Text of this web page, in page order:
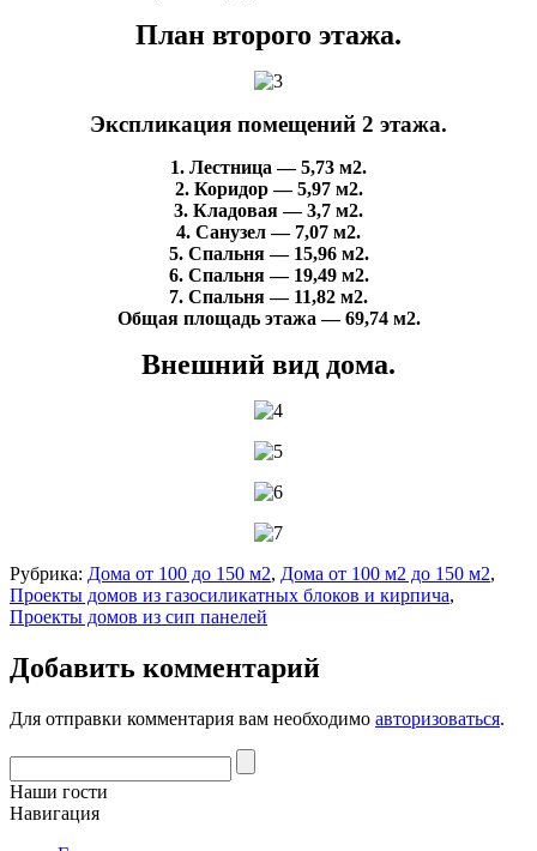
План второго этажа.
Экспликация помещений 2 этажа.
1. Лестница — 5,73 м2.
2. Коридор — 5,97 м2.
3. Кладовая — 3,7 м2.
4. Санузел — 7,07 м2.
5. Спальня — 15,96 м2.
6. Спальня — 19,49 м2.
7. Спальня — 11,82 м2.
Общая площадь этажа — 69,74 м2.
Внешний вид дома.
Рубрика: Дома от 100 до 150 м2, Дома от 100 м2 до 150 м2,
Проекты домов из газосиликатных блоков и кирпича,
Проекты домов из сип панелей
Добавить комментарий
Для отправки комментария вам необходимо авторизоваться.
Наши гости
Навигация